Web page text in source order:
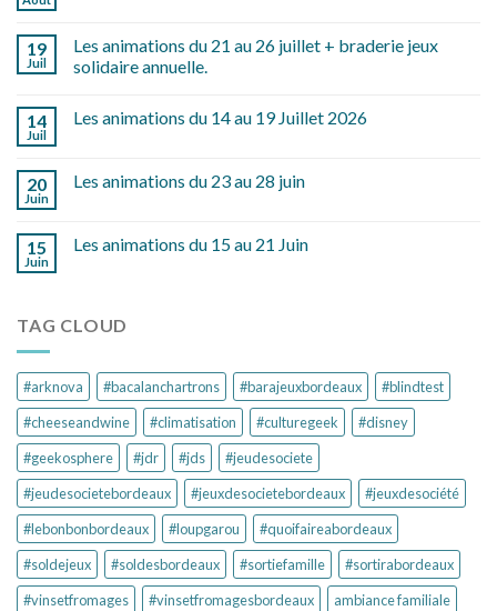
19
Juil
Les animations du 21 au 26 juillet + braderie jeux
solidaire annuelle.
14
Juil
Les animations du 14 au 19 Juillet 2026
20
Juin
Les animations du 23 au 28 juin
15
Juin
Les animations du 15 au 21 Juin
TAG CLOUD
#arknova #bacalanchartrons #barajeuxbordeaux
#blindtest
#cheeseandwine
#climatisation #culturegeek
#disney
#geekosphere
#jdr #jds
#jeudesociete
#jeudesocietebordeaux
#jeuxdesocietebordeaux
#jeuxdesociété
#lebonbonbordeaux
#loupgarou
#quoifaireabordeaux
#soldejeux
#soldesbordeaux #sortiefamille
#sortirabordeaux
#vinsetfromages
#vinsetfromagesbordeaux
ambiance familiale